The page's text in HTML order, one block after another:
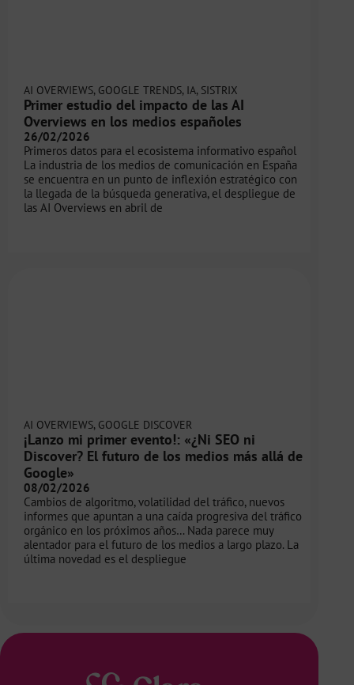
AI OVERVIEWS, GOOGLE TRENDS, IA, SISTRIX
Primer estudio del impacto de las AI
Overviews en los medios españoles
26/02/2026
Primeros datos para el ecosistema informativo español
La industria de los medios de comunicación en España
se encuentra en un punto de inflexión estratégico con
la llegada de la búsqueda generativa, el despliegue de
las AI Overviews en abril de
AI OVERVIEWS, GOOGLE DISCOVER
¡Lanzo mi primer evento!: «¿Ni SEO ni
Discover? El futuro de los medios más allá de
Google»
08/02/2026
Cambios de algoritmo, volatilidad del tráfico, nuevos
informes que apuntan a una caída progresiva del tráfico
orgánico en los próximos años… Nada parece muy
alentador para el futuro de los medios a largo plazo. La
última novedad es el despliegue